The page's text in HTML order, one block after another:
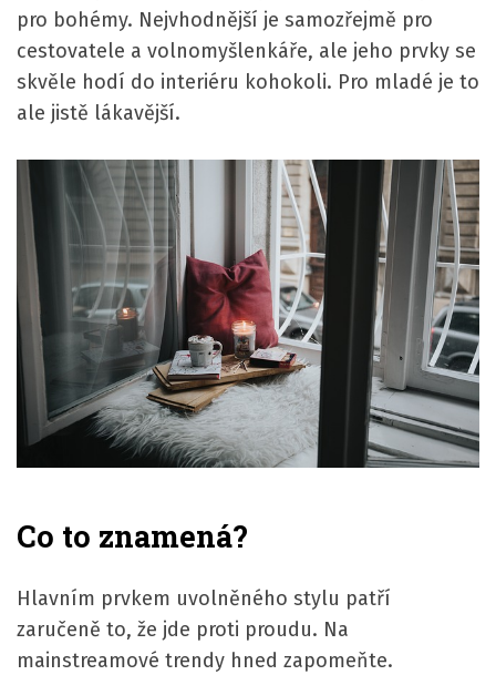
pro bohémy. Nejvhodnější je samozřejmě pro
cestovatele a volnomyšlenkáře, ale jeho prvky se
skvěle hodí do interiéru kohokoli. Pro mladé je to
ale jistě lákavější.
Co to znamená?
Hlavním prvkem uvolněného stylu patří
zaručeně to, že jde proti proudu. Na
mainstreamové trendy hned zapomeňte.